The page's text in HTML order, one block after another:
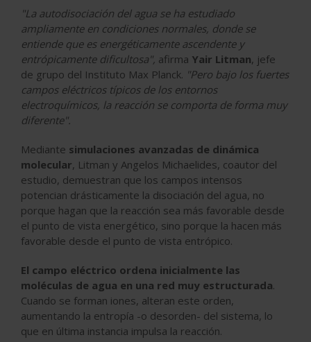
"La autodisociación del agua se ha estudiado
ampliamente en condiciones normales, donde se
entiende que es energéticamente ascendente y
entrópicamente dificultosa", afirma Yair Litman, jefe
de grupo del Instituto Max Planck. "Pero bajo los fuertes
campos eléctricos típicos de los entornos
electroquímicos, la reacción se comporta de forma muy
diferente".
Mediante simulaciones avanzadas de dinámica
molecular, Litman y Angelos Michaelides, coautor del
estudio, demuestran que los campos intensos
potencian drásticamente la disociación del agua, no
porque hagan que la reacción sea más favorable desde
el punto de vista energético, sino porque la hacen más
favorable desde el punto de vista entrópico.
El campo eléctrico ordena inicialmente las
moléculas de agua en una red muy estructurada.
Cuando se forman iones, alteran este orden,
aumentando la entropía -o desorden- del sistema, lo
que en última instancia impulsa la reacción.